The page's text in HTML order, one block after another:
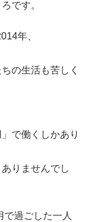
です。
年、
の生活も苦しく
で働くしかあり
りませんでし
過ごした一人